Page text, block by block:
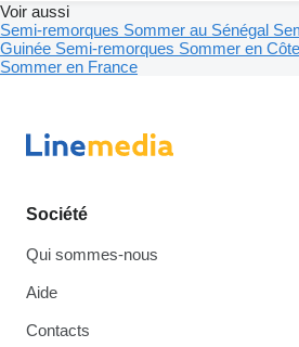
Voir aussi
Semi-remorques Sommer au Sénégal
Guinée Semi-remorques Sommer en
Sommer en France
Société
Qui sommes-nous
Aide
Contacts